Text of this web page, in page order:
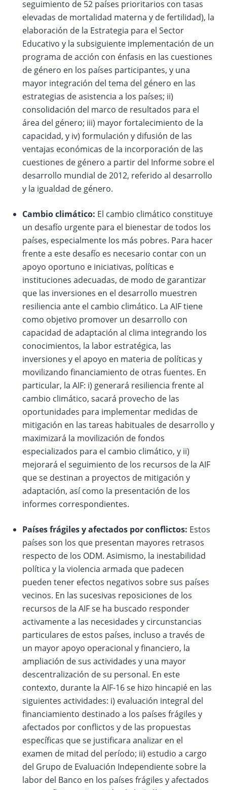
seguimiento de 52 países prioritarios con tasas
elevadas de mortalidad materna y de fertilidad), la
elaboración de la Estrategia para el Sector
Educativo y la subsiguiente implementación de un
programa de acción con énfasis en las cuestiones
de género en los países participantes, y una
mayor integración del tema del género en las
estrategias de asistencia a los países; ii)
consolidación del marco de resultados para el
área del género; iii) mayor fortalecimiento de la
capacidad, y iv) formulación y difusión de las
ventajas económicas de la incorporación de las
cuestiones de género a partir del Informe sobre el
desarrollo mundial de 2012, referido al desarrollo
y la igualdad de género.
Cambio climático: El cambio climático constituye
un desafío urgente para el bienestar de todos los
países, especialmente los más pobres. Para hacer
frente a este desafío es necesario contar con un
apoyo oportuno e iniciativas, políticas e
instituciones adecuadas, de modo de garantizar
que las inversiones en el desarrollo muestren
resiliencia ante el cambio climático. La AIF tiene
como objetivo promover un desarrollo con
capacidad de adaptación al clima integrando los
conocimientos, la labor estratégica, las
inversiones y el apoyo en materia de políticas y
movilizando financiamiento de otras fuentes. En
particular, la AIF: i) generará resiliencia frente al
cambio climático, sacará provecho de las
oportunidades para implementar medidas de
mitigación en las tareas habituales de desarrollo y
maximizará la movilización de fondos
especializados para el cambio climático, y ii)
mejorará el seguimiento de los recursos de la AIF
que se destinan a proyectos de mitigación y
adaptación, así como la presentación de los
informes correspondientes.
Países frágiles y afectados por conflictos: Estos
países son los que presentan mayores retrasos
respecto de los ODM. Asimismo, la inestabilidad
política y la violencia armada que padecen
pueden tener efectos negativos sobre sus países
vecinos. En las sucesivas reposiciones de los
recursos de la AIF se ha buscado responder
activamente a las necesidades y circunstancias
particulares de estos países, incluso a través de
un mayor apoyo operacional y financiero, la
ampliación de sus actividades y una mayor
descentralización de su personal. En este
contexto, durante la AIF-16 se hizo hincapié en las
siguientes actividades: i) evaluación integral del
financiamiento destinado a los países frágiles y
afectados por conflictos y de las propuestas
específicas que se justificara analizar en el
examen de mitad del período; ii) estudio a cargo
del Grupo de Evaluación Independiente sobre la
labor del Banco en los países frágiles y afectados